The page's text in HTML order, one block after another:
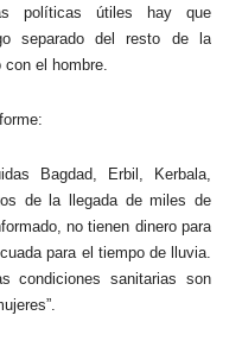
políticas útiles hay que
separado del resto de la
el hombre.
Bagdad, Erbil, Kerbala,
de la llegada de miles de
no tienen dinero para
para el tiempo de lluvia.
condiciones sanitarias son